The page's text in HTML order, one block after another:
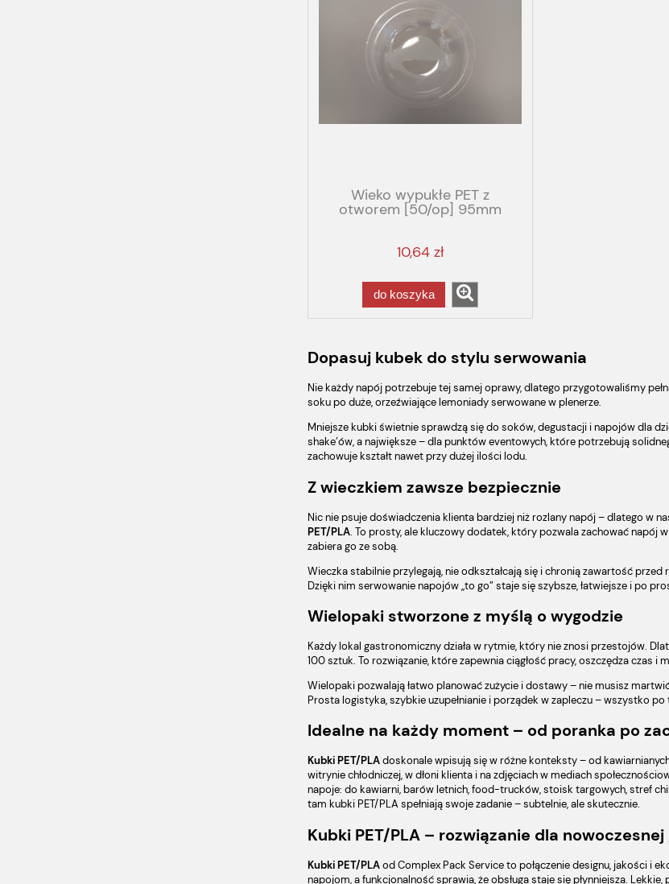
Wieko wypukłe PET z
otworem [50/op] 95mm
10,64 zł
do koszyka
Dopasuj kubek do stylu serwowania
Nie każdy napój potrzebuje tej samej oprawy, dlatego przygotowaliśmy
soku po duże, orzeźwiające lemoniady serwowane w plenerze.
Mniejsze kubki świetnie sprawdzą się do soków, degustacji i napojów dla
shake’ów, a największe – dla punktów eventowych, które potrzebują
zachowuje kształt nawet przy dużej ilości lodu.
Z wieczkiem zawsze bezpiecznie
Nic nie psuje doświadczenia klienta bardziej niż rozlany napój – dlatego w
PET/PLA. To prosty, ale kluczowy dodatek, który pozwala zachować napój
zabiera go ze sobą.
Wieczka stabilnie przylegają, nie odkształcają się i chronią zawartość
Dzięki nim serwowanie napojów „to go” staje się szybsze, łatwiejsze i po
Wielopaki stworzone z myślą o wygodzie
Każdy lokal gastronomiczny działa w rytmie, który nie znosi przestojów.
100 sztuk. To rozwiązanie, które zapewnia ciągłość pracy, oszczędza czas i
Wielopaki pozwalają łatwo planować zużycie i dostawy – nie musisz
Prosta logistyka, szybkie uzupełnianie i porządek w zapleczu – wszystko
Idealne na każdy moment – od poranka po
Kubki PET/PLAdoskonale wpisują się w różne konteksty – od
witrynie chłodniczej, w dłoni klienta i na zdjęciach w mediach
napoje: do kawiarni, barów letnich, food-trucków, stoisk targowych, stref
tam kubki PET/PLA spełniają swoje zadanie – subtelnie, ale skutecznie.
Kubki PET/PLA – rozwiązanie dla
Kubki PET/PLAod Complex Pack Service to połączenie designu, jakości i
napojom, a funkcjonalność sprawia, że obsługa staje się płynniejsza.